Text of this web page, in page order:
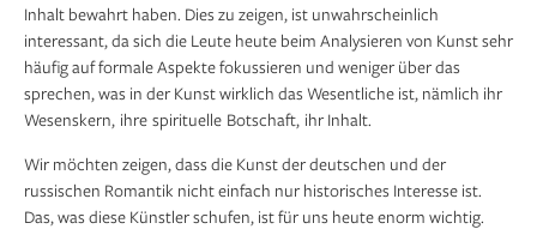
Inhalt bewahrt haben. Dies zu zeigen, ist unwahrscheinlich
interessant, da sich die Leute heute beim Analysieren von Kunst sehr
häufig auf formale Aspekte fokussieren und weniger über das
sprechen, was in der Kunst wirklich das Wesentliche ist, nämlich ihr
Wesenskern, ihre spirituelle Botschaft, ihr Inhalt.
Wir möchten zeigen, dass die Kunst der deutschen und der
russischen Romantik nicht einfach nur historisches Interesse ist.
Das, was diese Künstler schufen, ist für uns heute enorm wichtig.